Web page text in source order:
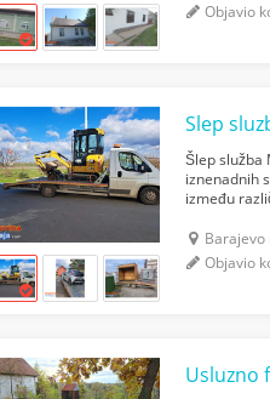
Objavio
Slep
Šlep služba
iznenadnih
između
Barajevo
Objavio
Usluzno